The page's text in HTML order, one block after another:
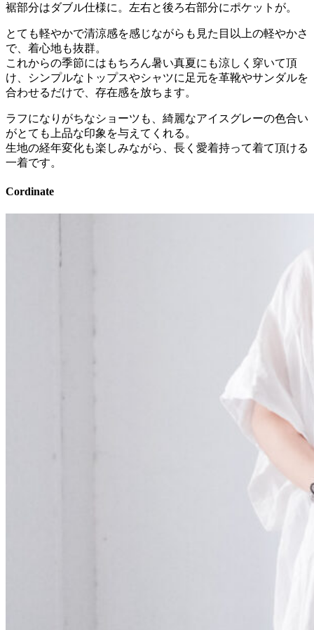
裾部分はダブル仕様に。左右と後ろ右部分にポケットが。
とても軽やかで清涼感を感じながらも見た目以上の軽やかさ
で、着心地も抜群。
これからの季節にはもちろん暑い真夏にも涼しく穿いて頂
け、シンプルなトップスやシャツに足元を革靴やサンダルを
合わせるだけで、存在感を放ちます。
ラフになりがちなショーツも、綺麗なアイスグレーの色合い
がとても上品な印象を与えてくれる。
生地の経年変化も楽しみながら、長く愛着持って着て頂ける
一着です。
Cordinate